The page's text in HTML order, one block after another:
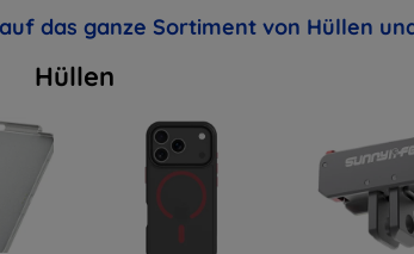
das ganze Sortiment von Hüllen
Hüllen